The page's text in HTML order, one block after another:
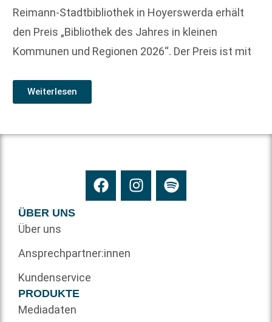
Reimann-Stadtbibliothek in Hoyerswerda erhält
den Preis „Bibliothek des Jahres in kleinen
Kommunen und Regionen 2026“. Der Preis ist mit
Weiterlesen
ÜBER UNS
Über uns
Ansprechpartner:innen
Kundenservice
PRODUKTE
Mediadaten